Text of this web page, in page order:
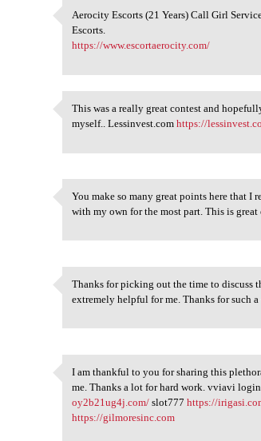
Aerocity Escorts (21 Years)
Aerocity Escorts (21 Years) Call Girl
Escorts.
https://www.escortaerocity.com/
This was a really great
This was a really great contest and
myself.. Lessinvest.comhttps://
You make so many great points
You make so many great points here that I
with my own for the most part. This is
Thanks for picking out the
Thanks for picking out the time to discuss
extremely helpful for me. Thanks for such
I am thankful to you for
I am thankful to you for sharing this
me. Thanks a lot for hard work. vviavi
oy2b21ug4j.com/ slot777https://
https://gilmoresinc.com